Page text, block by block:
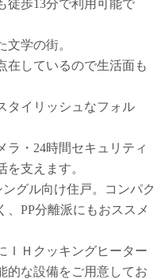
徒歩13分で利用可能で
学の街。
在しているので生活面も
タイリッシュなフォル
ラ・24時間セキュリティ
支えます。
グル向け住戸。コンパク
、PP分離派にもおススメ
ＩＨクッキングヒーター
的な設備をご用意してお